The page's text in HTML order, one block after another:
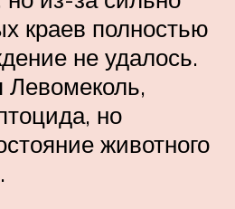
краев полностью
не удалось.
Левомеколь,
но
животного